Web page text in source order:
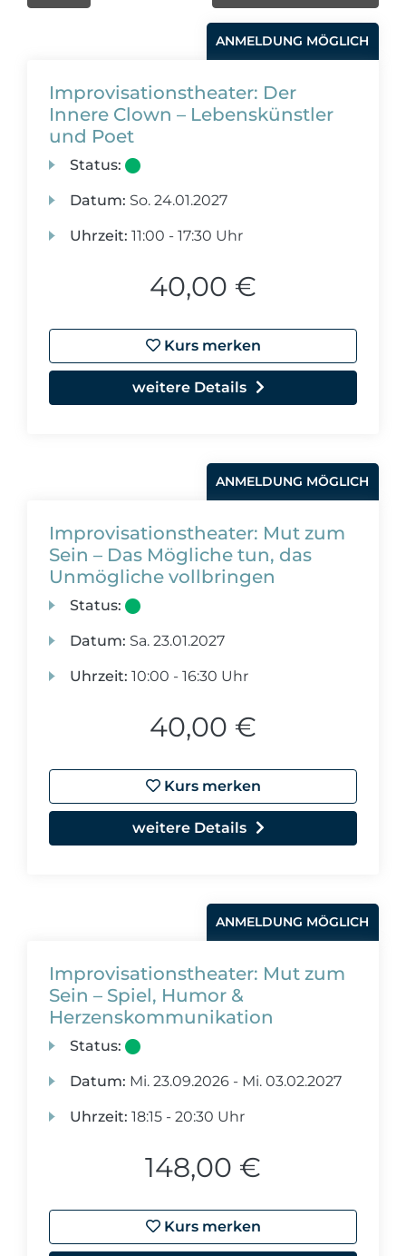
ANMELDUNG MÖGLICH
Improvisationstheater: Der
Innere Clown – Lebenskünstler
und Poet
Status:
Datum: So. 24.01.2027
Uhrzeit: 11:00 - 17:30 Uhr
40,00 €
Kurs merken
weitere Details
ANMELDUNG MÖGLICH
Improvisationstheater: Mut zum
Sein – Das Mögliche tun, das
Unmögliche vollbringen
Status:
Datum: Sa. 23.01.2027
Uhrzeit: 10:00 - 16:30 Uhr
40,00 €
Kurs merken
weitere Details
ANMELDUNG MÖGLICH
Improvisationstheater: Mut zum
Sein – Spiel, Humor &
Herzenskommunikation
Status:
Datum: Mi. 23.09.2026 - Mi. 03.02.2027
Uhrzeit: 18:15 - 20:30 Uhr
148,00 €
Kurs merken